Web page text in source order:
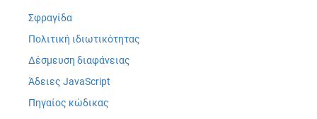
Σφραγίδα
Πολιτική ιδιωτικότητας
Δέσμευση διαφάνειας
Άδειες JavaScript
Πηγαίος κώδικας